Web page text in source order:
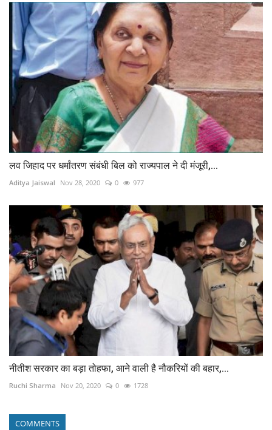
लव जिहाद पर धर्मांतरण संबंधी बिल को राज्यपाल ने दी मंजूरी,...
Aditya Jaiswal Nov 28, 2020 0 977
नीतीश सरकार का बड़ा तोहफा, आने वाली है नौकरियों की बहार,...
Ruchi Sharma Nov 20, 2020 0 1728
COMMENTS